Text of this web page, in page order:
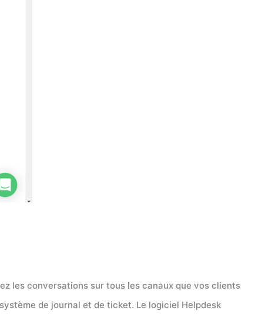
les conversations sur tous les canaux que vos clients
de journal et de ticket. Le logiciel Helpdesk